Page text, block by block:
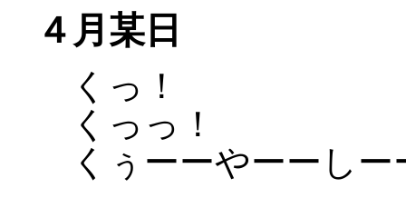
４月某日
くっ！
くっっ！
くぅーーやーーしー